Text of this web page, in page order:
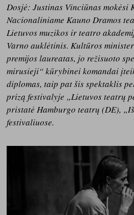
Dosjė: Justinas Vinciūnas mokėsi
Nacionaliniame Kauno Dramos
Lietuvos muzikos ir teatro
Varno auklėtinis. Kultūros
premijos laureatas, jo režisuoto
mirusieji“ kūrybinei komandai
diplomas, taip pat šis spektaklis
prizą festivalyje „Lietuvos teatrų
pristatė Hamburgo teatrų (DE),
festivaliuose.